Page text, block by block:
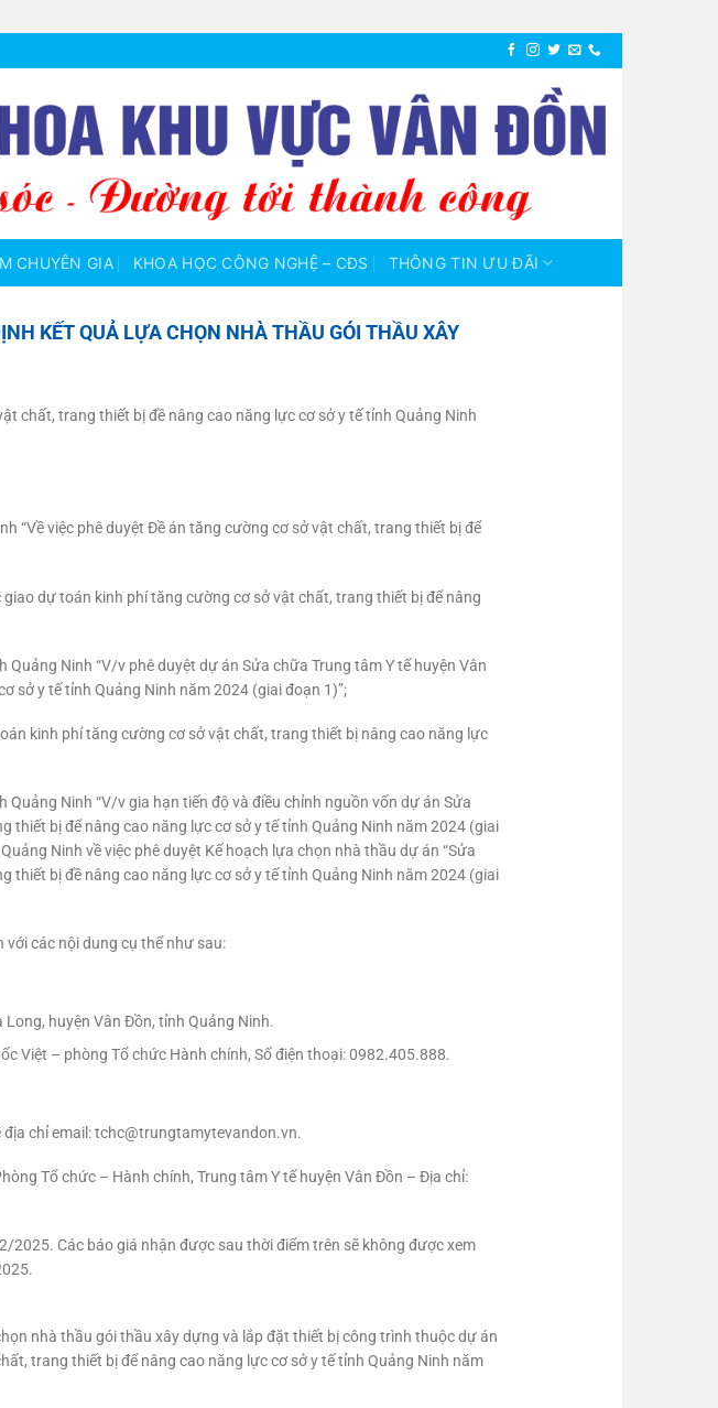
CHUYÊN GIA KHOA HỌC CÔNG NGHỆ – CĐS THÔNG TIN ƯU ĐÃI
KẾT QUẢ LỰA CHỌN NHÀ THẦU GÓI THẦU XÂY
chất, trang thiết bị đề nâng cao năng lực cơ sở y tế tỉnh Quảng Ninh
“Về việc phê duyệt Đề án tăng cường cơ sở vật chất, trang thiết bị để
dự toán kinh phí tăng cường cơ sở vật chất, trang thiết bị để nâng
Ninh “V/v phê duyệt dự án Sửa chữa Trung tâm Y tế huyện Vân
sở y tế tỉnh Quảng Ninh năm 2024 (giai đoạn 1)”;
kinh phí tăng cường cơ sở vật chất, trang thiết bị nâng cao năng lực
Ninh “V/v gia hạn tiến độ và điều chỉnh nguồn vốn dự án Sửa
bị để nâng cao năng lực cơ sở y tế tỉnh Quảng Ninh năm 2024 (giai
Ninh về việc phê duyệt Kế hoạch lựa chọn nhà thầu dự án “Sửa
bị đề nâng cao năng lực cơ sở y tế tỉnh Quảng Ninh năm 2024 (giai
các nội dung cụ thể như sau:
huyện Vân Đồn, tỉnh Quảng Ninh.
Việt – phòng Tổ chức Hành chính, Số điện thoại: 0982.405.888.
chỉ email: tchc@trungtamytevandon.vn.
Tổ chức – Hành chính, Trung tâm Y tế huyện Vân Đồn – Địa chỉ:
Các báo giá nhận được sau thời điểm trên sẽ không được xem
nhà thầu gói thầu xây dựng và lắp đặt thiết bị công trình thuộc dự án
trang thiết bị để nâng cao năng lực cơ sở y tế tỉnh Quảng Ninh năm